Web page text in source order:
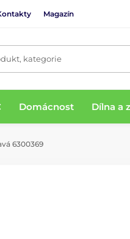
Magazín
kategorie
Domácnost Dílna a
6300369